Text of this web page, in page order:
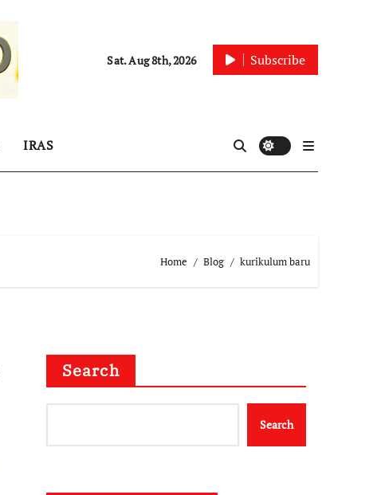
Sat. Aug 8th, 2026 Subscribe
IRAS
Home Blog kurikulum baru
Search
Search